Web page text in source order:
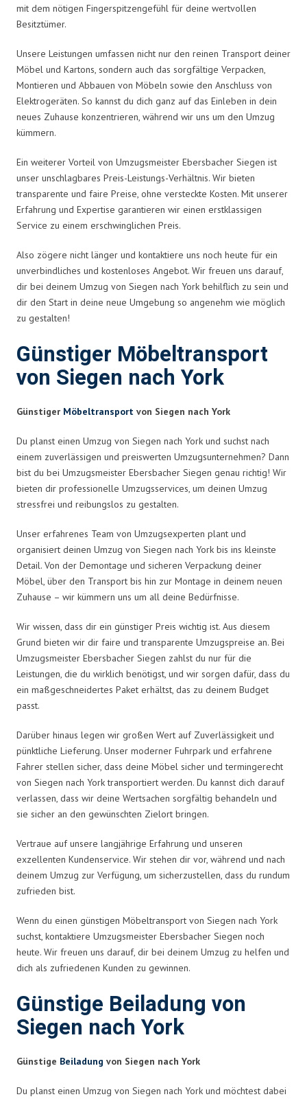
mit dem nötigen Fingerspitzengefühl für deine wertvollen
Besitztümer.
Unsere Leistungen umfassen nicht nur den reinen Transport deiner
Möbel und Kartons, sondern auch das sorgfältige Verpacken,
Montieren und Abbauen von Möbeln sowie den Anschluss von
Elektrogeräten. So kannst du dich ganz auf das Einleben in dein
neues Zuhause konzentrieren, während wir uns um den Umzug
kümmern.
Ein weiterer Vorteil von Umzugsmeister Ebersbacher Siegen ist
unser unschlagbares Preis-Leistungs-Verhältnis. Wir bieten
transparente und faire Preise, ohne versteckte Kosten. Mit unserer
Erfahrung und Expertise garantieren wir einen erstklassigen
Service zu einem erschwinglichen Preis.
Also zögere nicht länger und kontaktiere uns noch heute für ein
unverbindliches und kostenloses Angebot. Wir freuen uns darauf,
dir bei deinem Umzug von Siegen nach York behilflich zu sein und
dir den Start in deine neue Umgebung so angenehm wie möglich
zu gestalten!
Günstiger Möbeltransport
von Siegen nach York
Günstiger Möbeltransport von Siegen nach York
Du planst einen Umzug von Siegen nach York und suchst nach
einem zuverlässigen und preiswerten Umzugsunternehmen? Dann
bist du bei Umzugsmeister Ebersbacher Siegen genau richtig! Wir
bieten dir professionelle Umzugsservices, um deinen Umzug
stressfrei und reibungslos zu gestalten.
Unser erfahrenes Team von Umzugsexperten plant und
organisiert deinen Umzug von Siegen nach York bis ins kleinste
Detail. Von der Demontage und sicheren Verpackung deiner
Möbel, über den Transport bis hin zur Montage in deinem neuen
Zuhause – wir kümmern uns um all deine Bedürfnisse.
Wir wissen, dass dir ein günstiger Preis wichtig ist. Aus diesem
Grund bieten wir dir faire und transparente Umzugspreise an. Bei
Umzugsmeister Ebersbacher Siegen zahlst du nur für die
Leistungen, die du wirklich benötigst, und wir sorgen dafür, dass du
ein maßgeschneidertes Paket erhältst, das zu deinem Budget
passt.
Darüber hinaus legen wir großen Wert auf Zuverlässigkeit und
pünktliche Lieferung. Unser moderner Fuhrpark und erfahrene
Fahrer stellen sicher, dass deine Möbel sicher und termingerecht
von Siegen nach York transportiert werden. Du kannst dich darauf
verlassen, dass wir deine Wertsachen sorgfältig behandeln und
sie sicher an den gewünschten Zielort bringen.
Vertraue auf unsere langjährige Erfahrung und unseren
exzellenten Kundenservice. Wir stehen dir vor, während und nach
deinem Umzug zur Verfügung, um sicherzustellen, dass du rundum
zufrieden bist.
Wenn du einen günstigen Möbeltransport von Siegen nach York
suchst, kontaktiere Umzugsmeister Ebersbacher Siegen noch
heute. Wir freuen uns darauf, dir bei deinem Umzug zu helfen und
dich als zufriedenen Kunden zu gewinnen.
Günstige Beiladung von
Siegen nach York
Günstige Beiladung von Siegen nach York
Du planst einen Umzug von Siegen nach York und möchtest dabei